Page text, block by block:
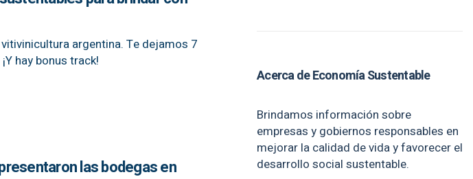
argentina. Te dejamos 7
hay bonus track!
las bodegas en
Acerca de Economía Sustentable
Brindamos información sobre
empresas y gobiernos responsables en
mejorar la calidad de vida y favorecer el
desarrollo social sustentable.